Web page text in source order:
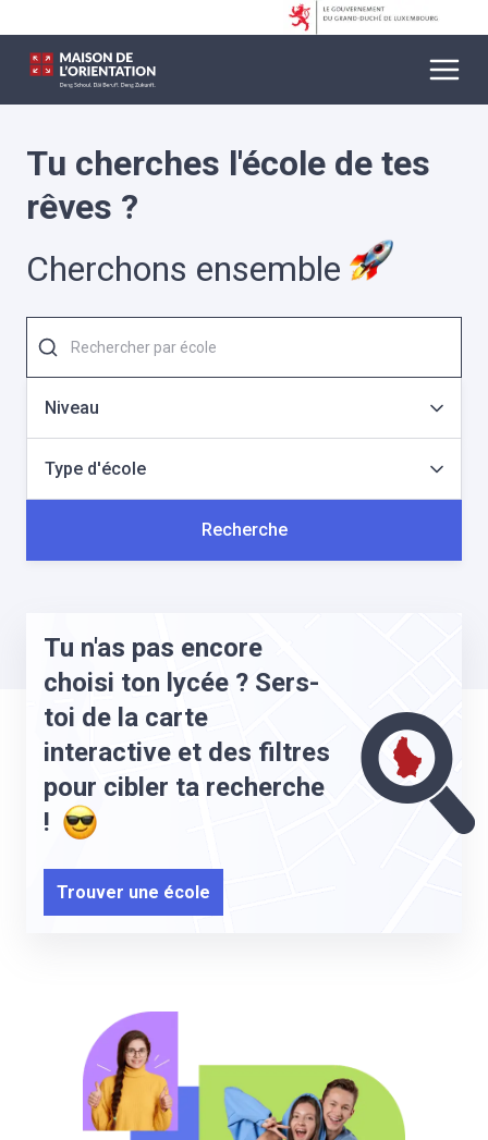
Tu cherches l'école de tes
rêves ?
Cherchons ensemble
Niveau
Type d'école
Recherche
Tu n'as pas encore
choisi ton lycée ? Sers-
toi de la carte
interactive et des filtres
pour cibler ta recherche
!
Trouver une école